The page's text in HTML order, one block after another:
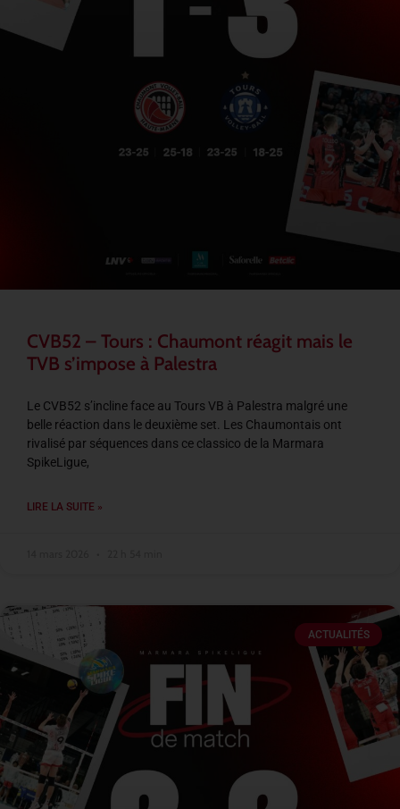
CVB52 – Tours : Chaumont réagit mais le
TVB s’impose à Palestra
Le CVB52 s’incline face au Tours VB à Palestra malgré une
belle réaction dans le deuxième set. Les Chaumontais ont
rivalisé par séquences dans ce classico de la Marmara
SpikeLigue,
LIRE LA SUITE »
ACTUALITÉS